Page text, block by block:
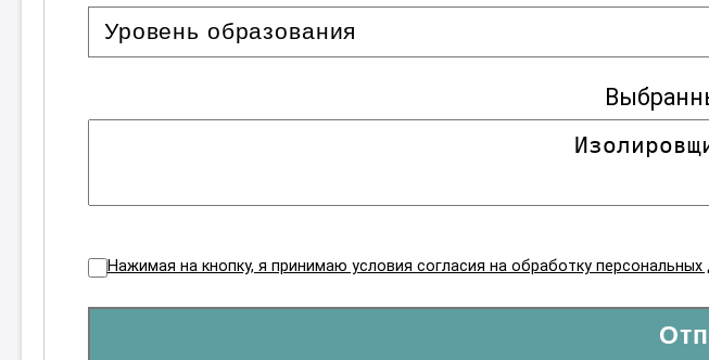
Нажимая на кнопку, я принимаю условия согласия на обработку персональных